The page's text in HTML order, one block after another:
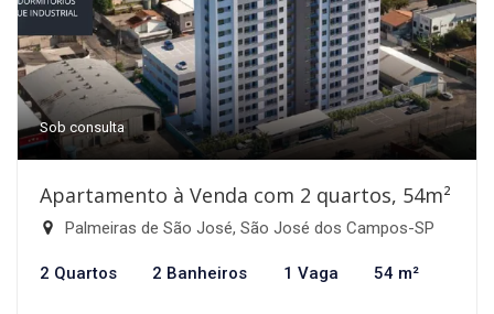
Sob consulta
Apartamento à Venda com 2 quartos, 54m²
Palmeiras de São José, São José dos Campos-SP
2 Quartos 2 Banheiros 1 Vaga 54 m²